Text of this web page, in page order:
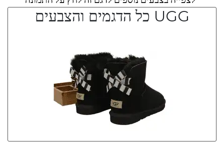
UGG כל הדגמים והצבעים